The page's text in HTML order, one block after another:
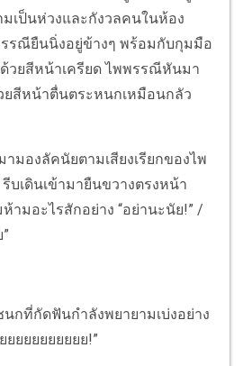
เป็นห่วงและกังวลคนในห้อง
รณียืนนิ่งอยู่ข้างๆ พร้อมกับกุมมือ
วยสีหน้าเครียด ไพพรรณีหันมา
สีหน้าตื่นตระหนกเหมือนกลัว
มองลัคนัยตามเสียงเรียกของไพ
เดินเข้ามายืนขวางตรงหน้า
ามอะไรสักอย่าง “อย่านะนัย!” /
กที่กัดฟันกำลังพยายามเบ่งอย่าง
ยยยยยยยยยย!”